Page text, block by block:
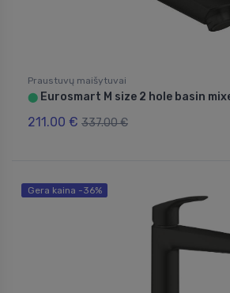
Praustuvų maišytuvai
⬤ Eurosmart M size 2 hole basin
211.00 € 337.00 €
Gera kaina -36%